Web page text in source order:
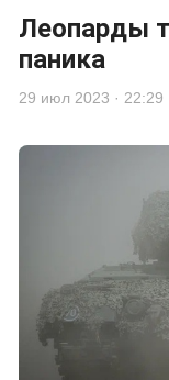
Леопарды
паника
29 июл 2023 ·